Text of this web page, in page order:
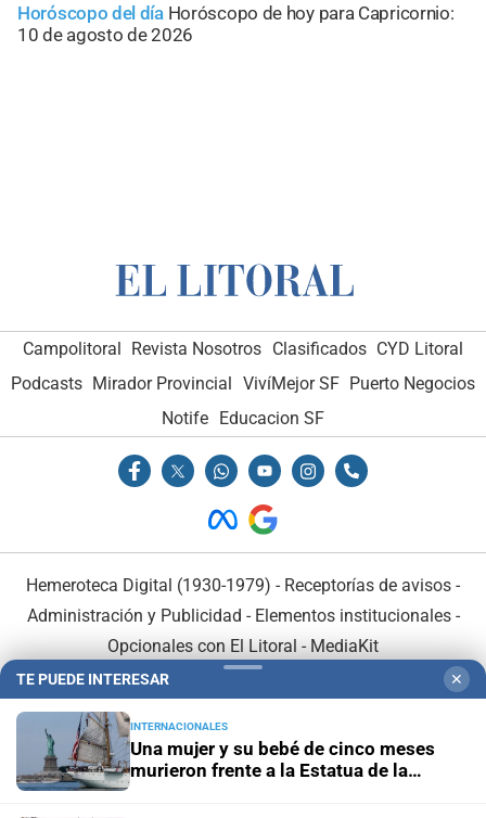
Horóscopo del día Horóscopo de hoy para Capricornio:
10 de agosto de 2026
Campolitoral Revista Nosotros Clasificados CYD Litoral
Podcasts Mirador Provincial VivíMejor SF Puerto Negocios
Notife Educacion SF
Hemeroteca Digital (1930-1979) - Receptorías de avisos -
Administración y Publicidad - Elementos institucionales-
Opcionales con El Litoral - MediaKit
TE PUEDE INTERESAR ✕
INTERNACIONALES
Una mujer y su bebé de cinco meses
murieron frente a la Estatua de la